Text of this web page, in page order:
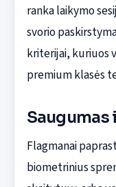
ranka laikymo
svorio
kriterijai, kuriuos
premium klasės
Flagmanai
biometrinius